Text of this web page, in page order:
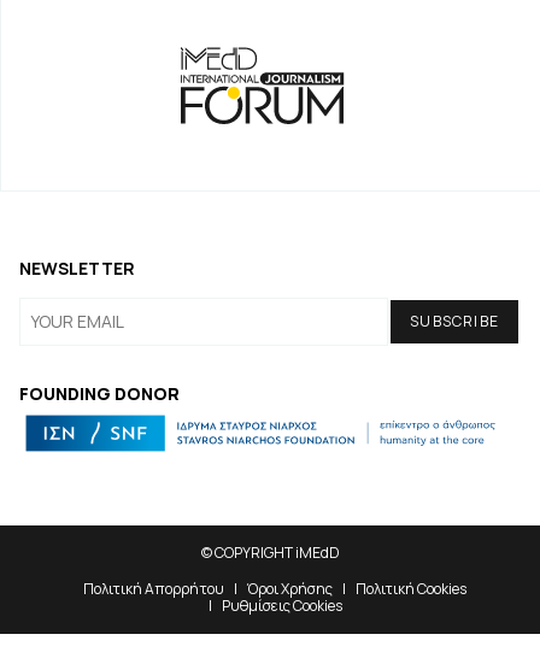
FOUNDING DONOR
NEWSLETTER
© COPYRIGHT iMEdD
Πολιτική Απορρήτου
Όροι Χρήσης
Πολιτική Cookies
Ρυθμίσεις Cookies